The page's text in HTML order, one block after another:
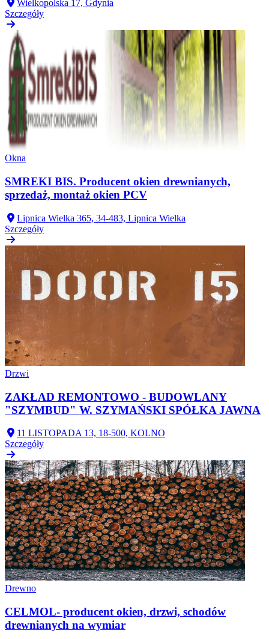
Wielkopolska 17, Gdynia
Szczegóły
Okna
SMREKI BIS. Producent okien drewnianych,
sprzedaż, montaż okien PCV
Lipnica Wielka 365, 34-483, Lipnica Wielka
Szczegóły
Drzwi
ZAKŁAD REMONTOWO - BUDOWLANY
"SZYMBUD" W. SZYMAŃSKI SPÓŁKA JAWNA
11 LISTOPADA 13, 18-500, KOLNO
Szczegóły
Drewno
CELMOL- producent okien, drzwi, schodów
drewnianych na wymiar